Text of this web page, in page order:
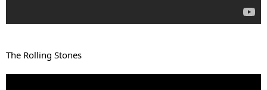
The Rolling Stones